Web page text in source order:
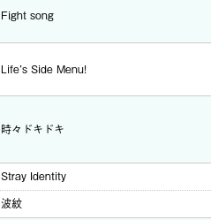
Fight song
Life’s Side Menu!
時々ドキドキ
Stray Identity
波紋